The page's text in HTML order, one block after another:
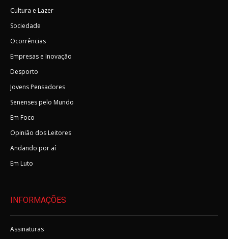
Cultura e Lazer
Sociedade
Ocorrências
Empresas e Inovação
Desporto
Jovens Pensadores
Senenses pelo Mundo
Em Foco
Opinião dos Leitores
Andando por aí
Em Luto
INFORMAÇÕES
Assinaturas